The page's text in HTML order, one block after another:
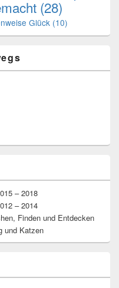
(28)
Glück (10)
– 2018
– 2014
Finden und Entdecken
und Katzen